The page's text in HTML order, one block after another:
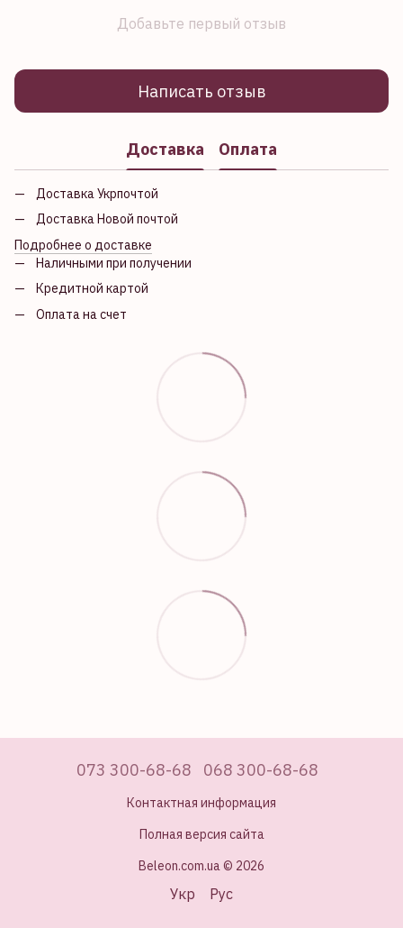
Добавьте первый отзыв
Написать отзыв
Доставка Оплата
Доставка Укрпочтой
Доставка Новой почтой
Подробнее о доставке
Наличными при получении
Кредитной картой
Оплата на счет
073 300-68-68 068 300-68-68
Контактная информация
Полная версия сайта
Beleon.com.ua © 2026
Укр Рус